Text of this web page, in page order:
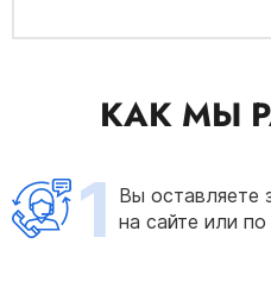
КАК МЫ
1 Вы оставляете
на сайте или